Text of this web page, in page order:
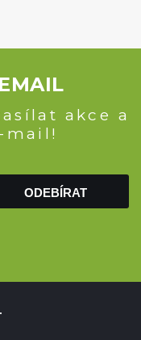
akce a
mail!
ODEBÍRAT